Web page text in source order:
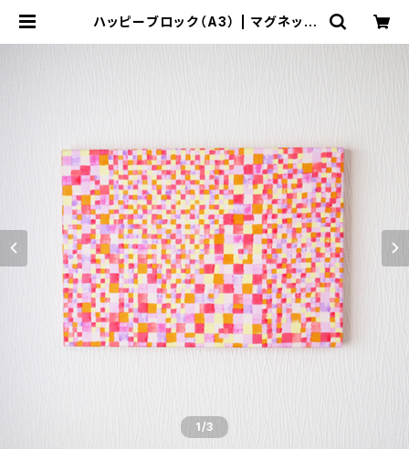
ハッピーブロック（A3） | マグネット
1/3